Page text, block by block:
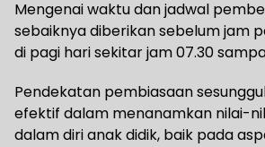
Mengenai waktu dan jadwal
sebaiknya diberikan sebelum jam
di pagi hari sekitar jam 07.30
Pendekatan pembiasaan
efektif dalam menanamkan nilai-
dalam diri anak didik, baik pada